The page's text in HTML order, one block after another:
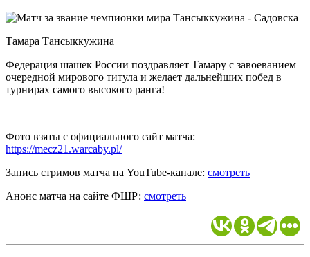
Тамара Тансыккужина
Федерация шашек России поздравляет Тамару с завоеванием
очередной мирового титула и желает дальнейших побед в
турнирах самого высокого ранга!
Фото взяты с официального сайт матча:
https://mecz21.warcaby.pl/
Запись стримов матча на YouTube-канале: смотреть
Анонс матча на сайте ФШР: смотреть